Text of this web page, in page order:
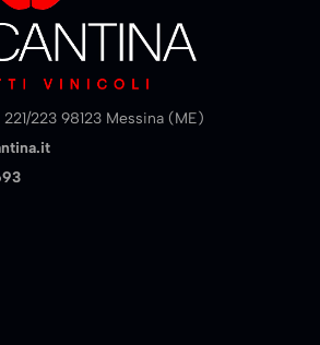
223 98123 Messina (ME)